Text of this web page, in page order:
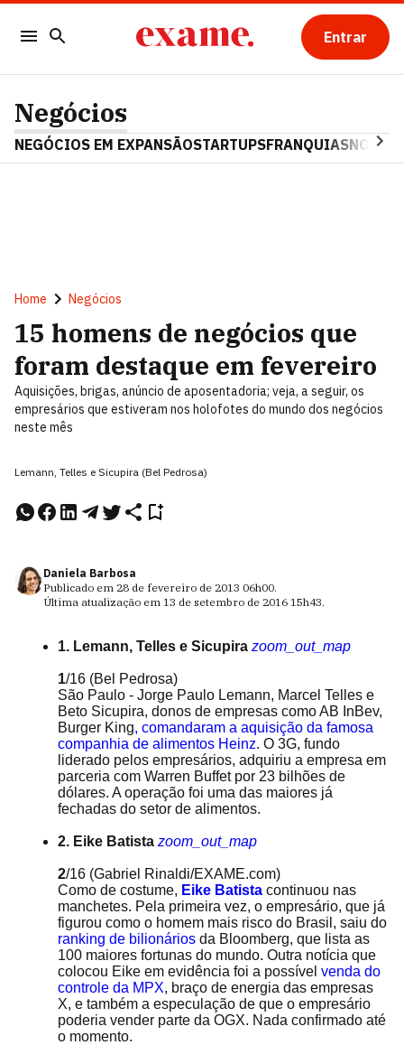
Entrar
Negócios
NEGÓCIOS EM EXPANSÃOSTARTUPSFRANQUIAS
Home Negócios
15 homens de negócios que
foram destaque em fevereiro
Aquisições, brigas, anúncio de aposentadoria; veja, a seguir, os
empresários que estiveram nos holofotes do mundo dos negócios
neste mês
Lemann, Telles e Sicupira (Bel Pedrosa)
Daniela Barbosa
Publicado em 28 de fevereiro de 2013 06h00.
Última atualização em 13 de setembro de 2016 15h43.
1. Lemann, Telles e Sicupira zoom_out_map
1/16 (Bel Pedrosa)
São Paulo - Jorge Paulo Lemann, Marcel Telles e
Beto Sicupira, donos de empresas como AB InBev,
Burger King, comandaram a aquisição da famosa
companhia de alimentos Heinz. O 3G, fundo
liderado pelos empresários, adquiriu a empresa em
parceria com Warren Buffet por 23 bilhões de
dólares. A operação foi uma das maiores já
fechadas do setor de alimentos.
2. Eike Batista zoom_out_map
2/16 (Gabriel Rinaldi/EXAME.com)
Como de costume, Eike Batista continuou nas
manchetes. Pela primeira vez, o empresário, que já
figurou como o homem mais risco do Brasil, saiu do
ranking de bilionários da Bloomberg, que lista as
100 maiores fortunas do mundo. Outra notícia que
colocou Eike em evidência foi a possível venda do
controle da MPX, braço de energia das empresas
X, e também a especulação de que o empresário
poderia vender parte da OGX. Nada confirmado até
o momento.